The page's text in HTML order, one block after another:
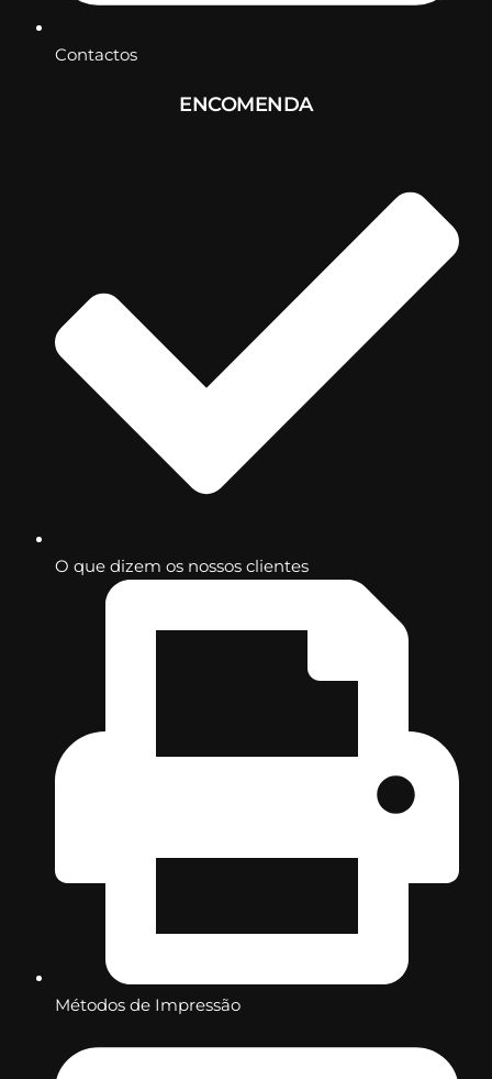
Contactos
ENCOMENDA
O que dizem os nossos clientes
Métodos de Impressão